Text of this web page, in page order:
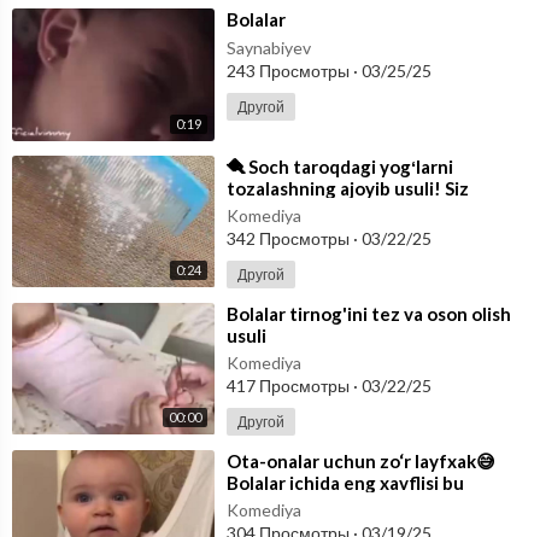
0:19
⁣Bolalar
Saynabiyev
243 Просмотры · 03/25/25
Другой
0:24
⁣🪮 Soch taroqdagi yogʻlarni
tozalashning ajoyib usuli! Siz
taroqdagi yogʻlarni bolalar
prysipkasi yo
Komediya
342 Просмотры · 03/22/25
Другой
00:00
⁣Bolalar tirnog'ini tez va oson olish
usuli
Komediya
417 Просмотры · 03/22/25
Другой
⁣Ota-onalar uchun zo‘r layfxak😅
Bolalar ichida eng xavflisi bu
emaklaydiganlari bo‘lsa kerak,
ozgina
Komediya
304 Просмотры · 03/19/25